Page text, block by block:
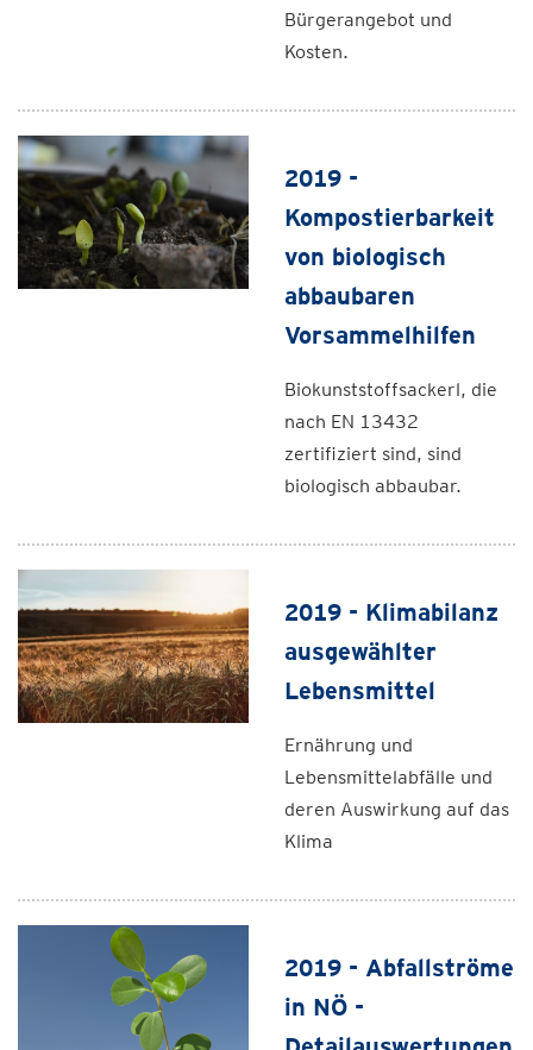
Bürgerangebot und
Kosten.
2019 -
Kompostierbarkeit
von biologisch
abbaubaren
Vorsammelhilfen
Biokunststoffsackerl, die
nach EN 13432
zertifiziert sind, sind
biologisch abbaubar.
2019 - Klimabilanz
ausgewählter
Lebensmittel
Ernährung und
Lebensmittelabfälle und
deren Auswirkung auf das
Klima
2019 - Abfallströme
in NÖ -